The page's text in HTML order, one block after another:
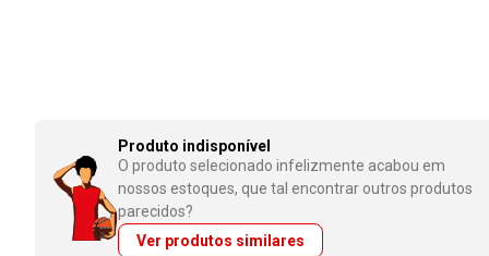
Produto indisponível
O produto selecionado infelizmente acabou em
nossos estoques, que tal encontrar outros produtos
parecidos?
Ver produtos similares